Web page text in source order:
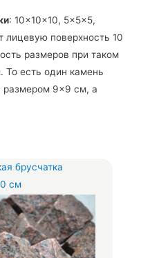
: 10×10×10, 5×5×5,
поверхность 10
размеров при таком
То есть один камень
размером 9×9 см, а
брусчатка
см